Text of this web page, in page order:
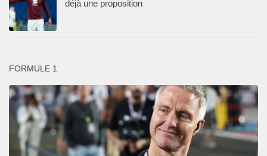
déjà une proposition
FORMULE 1